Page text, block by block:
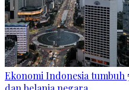
Ekonomi Indonesia tumbuh